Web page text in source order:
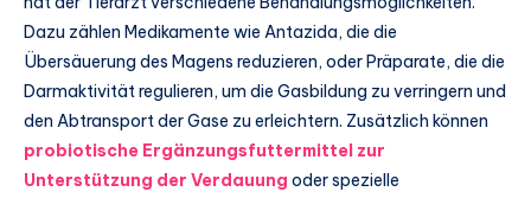
Dazu zählen Medikamente wie Antazida, die die
Übersäuerung des Magens reduzieren, oder Präparate, die die
Darmaktivität regulieren, um die Gasbildung zu verringern und
den Abtransport der Gase zu erleichtern. Zusätzlich können
probiotische Ergänzungsfuttermittel zur
Unterstützung der Verdauung oder spezielle